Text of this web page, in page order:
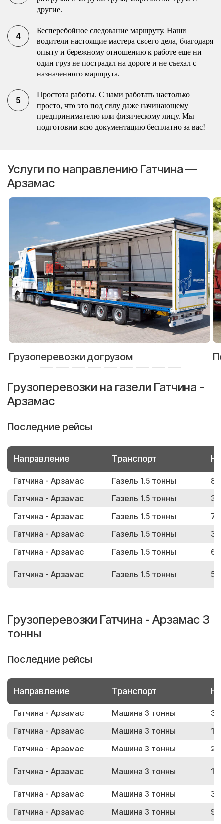
другие.
Бесперебойное следование маршруту. Наши
водители настоящие мастера своего дела, благодаря
опыту и бережному отношению к работе еще ни
один груз не пострадал на дороге и не съехал с
назначенного маршрута.
Простота работы. С нами работать настолько
просто, что это под силу даже начинающему
предпринимателю или физическому лицу. Мы
подготовим всю документацию бесплатно за вас!
Услуги по направлению Гатчина —
Арзамас
Грузоперевозки догрузом
Грузоперевозки на газели Гатчина -
Арзамас
Последние рейсы
Направление Транспорт
Гатчина - Арзамас Газель 1.5 тонны
Гатчина - Арзамас
Газель 1.5 тонны
Гатчина - Арзамас
Газель 1.5 тонны
Гатчина - Арзамас
Газель 1.5 тонны
Гатчина - Арзамас
Газель 1.5 тонны
Гатчина - Арзамас Газель 1.5 тонны
Грузоперевозки Гатчина - Арзамас 3
тонны
Последние рейсы
Направление Транспорт
Гатчина - Арзамас Машина 3 тонны
Гатчина - Арзамас
Машина 3 тонны
Гатчина - Арзамас
Машина 3 тонны
Гатчина - Арзамас Машина 3 тонны
Гатчина - Арзамас Машина 3 тонны
Гатчина - Арзамас
Машина 3 тонны